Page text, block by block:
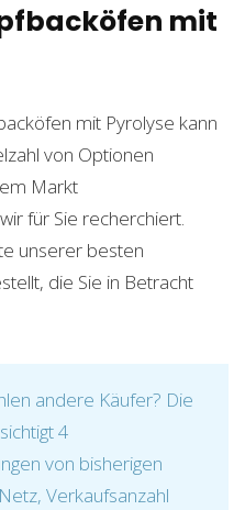
mit
mit Pyrolyse kann
von Optionen
Markt
für Sie recherchiert.
unserer besten
die Sie in Betracht
andere Käufer? Die
4
von bisherigen
Verkaufsanzahl